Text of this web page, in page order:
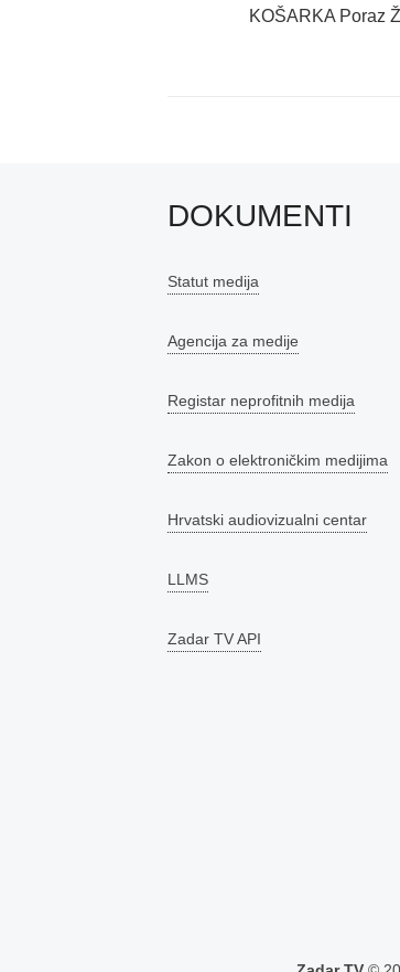
objava
PreviousKOŠARKA Poraz
DOKUMENTI
Statut medija
Agencija za medije
Registar neprofitnih medija
Zakon o elektroničkim medijima
Hrvatski audiovizualni centar
LLMS
Zadar TV API